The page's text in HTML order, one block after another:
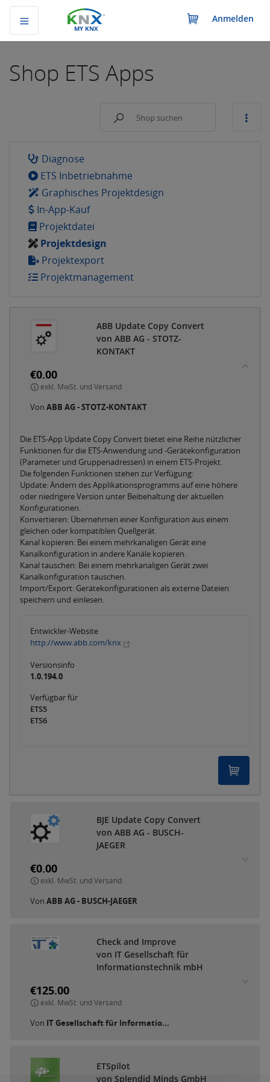
MY KNX
Anmelden
Shop ETS Apps
Diagnose
ETS Inbetriebnahme
Graphisches Projektdesign
In-App-Kauf
Projektdatei
Projektdesign
Projektexport
Projektmanagement
ABB Update Copy Convert
von ABB AG - STOTZ-
KONTAKT
€0.00
exkl. MwSt. und Versand
Von ABB AG - STOTZ-KONTAKT
Die ETS-App Update Copy Convert bietet eine Reihe nützlicher
Funktionen für die ETS-Anwendung und -Gerätekonfiguration
(Parameter und Gruppenadressen) in einem ETS-Projekt.
Die folgenden Funktionen stehen zur Verfügung:
Update: Ändern des Applikationsprogramms auf eine höhere
oder niedrigere Version unter Beibehaltung der aktuellen
Konfigurationen.
Konvertieren: Übernehmen einer Konfiguration aus einem
gleichen oder kompatiblen Quellgerät.
Kanal kopieren: Bei einem mehrkanaligen Gerät eine
Kanalkonfiguration in andere Kanäle kopieren.
Kanal tauschen: Bei einem mehrkanaligen Gerät zwei
Kanalkonfiguration tauschen.
Import/Export: Gerätekonfigurationen als externe Dateien
speichern und einlesen.
Entwickler-Website
http://www.abb.com/knx
Versionsinfo
1.0.194.0
Verfügbar für
ETS5
ETS6
BJE Update Copy Convert
von ABB AG - BUSCH-
JAEGER
€0.00
exkl. MwSt. und Versand
Von ABB AG - BUSCH-JAEGER
Check and Improve
von IT Gesellschaft für
Informationstechnik mbH
€125.00
exkl. MwSt. und Versand
Von IT Gesellschaft für Informatio...
ETSpilot
von Splendid Minds GmbH